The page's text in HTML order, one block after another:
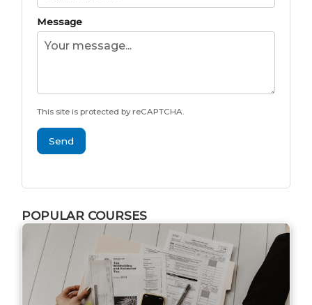
Message
This site is protected by reCAPTCHA.
Send
POPULAR COURSES